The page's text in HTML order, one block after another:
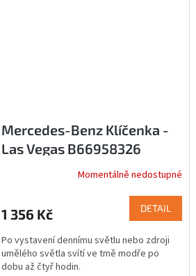
Mercedes-Benz Klíčenka -
Las Vegas B66958326
Momentálně nedostupné
1 356 Kč DETAIL
Po vystavení dennímu světlu nebo zdroji
umělého světla svítí ve tmě modře po
dobu až čtyř hodin.